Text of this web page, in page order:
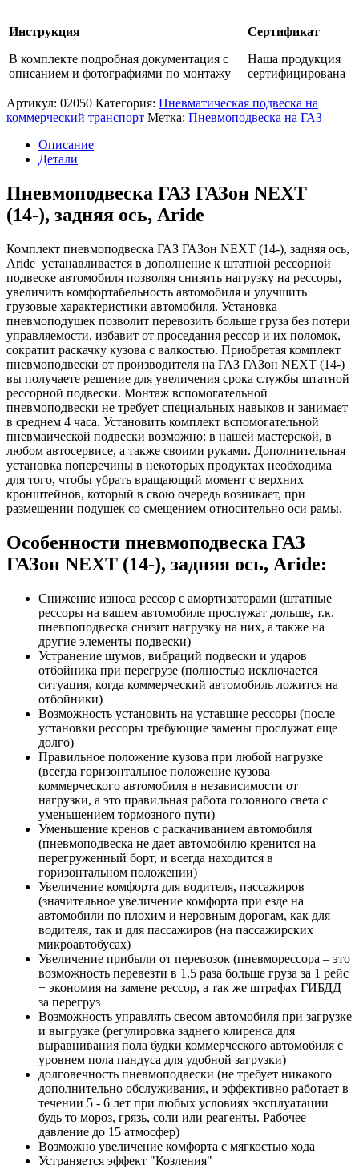
Инструкция
В комплекте подробная документация с
описанием и фотографиями по монтажу
Сертификат
Наша продукция
сертифицирована
Артикул: 02050 Категория: Пневматическая подвеска на
коммерческий транспорт Метка: Пневмоподвеска на ГАЗ
Описание
Детали
Пневмоподвеска ГАЗ ГАЗон NEXT
(14-), задняя ось, Aride
Комплект пневмоподвеска ГАЗ ГАЗон NEXT (14-), задняя ось,
Aride устанавливается в дополнение к штатной рессорной
подвеске автомобиля позволяя снизить нагрузку на рессоры,
увеличить комфортабельность автомобиля и улучшить
грузовые характеристики автомобиля. Установка
пневмоподушек позволит перевозить больше груза без потери
управляемости, избавит от проседания рессор и их поломок,
сократит раскачку кузова с валкостью. Приобретая комплект
пневмоподвески от производителя на ГАЗ ГАЗон NEXT (14-)
вы получаете решение для увеличения срока службы штатной
рессорной подвески. Монтаж вспомогательной
пневмоподвески не требует специальных навыков и занимает
в среднем 4 часа. Установить комплект вспомогательной
пневмаической подвески возможно: в нашей мастерской, в
любом автосервисе, а также своими руками. Дополнительная
установка поперечины в некоторых продуктах необходима
для того, чтобы убрать вращающий момент с верхних
кронштейнов, который в свою очередь возникает, при
размещении подушек со смещением относительно оси рамы.
Особенности пневмоподвеска ГАЗ
ГАЗон NEXT (14-), задняя ось, Aride:
Снижение износа рессор с амортизаторами (штатные
рессоры на вашем автомобиле прослужат дольше, т.к.
пневпоподвеска снизит нагрузку на них, а также на
другие элементы подвески)
Устранение шумов, вибраций подвески и ударов
отбойника при перегрузе (полностью исключается
ситуация, когда коммерческий автомобиль ложится на
отбойники)
Возможность установить на уставшие рессоры (после
установки рессоры требующие замены прослужат еще
долго)
Правильное положение кузова при любой нагрузке
(всегда горизонтальное положение кузова
коммерческого автомобиля в независимости от
нагрузки, а это правильная работа головного света с
уменьшением тормозного пути)
Уменьшение кренов с раскачиванием автомобиля
(пневмоподвеска не дает автомобилю кренится на
перегруженный борт, и всегда находится в
горизонтальном положении)
Увеличение комфорта для водителя, пассажиров
(значительное увеличение комфорта при езде на
автомобили по плохим и неровным дорогам, как для
водителя, так и для пассажиров (на пассажирских
микроавтобусах)
Увеличение прибыли от перевозок (пневморессора – это
возможность перевезти в 1.5 раза больше груза за 1 рейс
+ экономия на замене рессор, а так же штрафах ГИБДД
за перегруз
Возможность управлять свесом автомобиля при загрузке
и выгрузке (регулировка заднего клиренса для
выравнивания пола будки коммерческого автомобиля с
уровнем пола пандуса для удобной загрузки)
долговечность пневмоподвески (не требует никакого
дополнительно обслуживания, и эффективно работает в
течении 5 - 6 лет при любых условиях эксплуатации
будь то мороз, грязь, соли или реагенты. Рабочее
давление до 15 атмосфер)
Возможно увеличение комфорта с мягкостью хода
Устраняется эффект "Козления"